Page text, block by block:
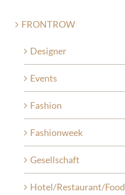
FRONTROW
Designer
Events
Fashion
Fashionweek
Gesellschaft
Hotel/Restaurant/Food